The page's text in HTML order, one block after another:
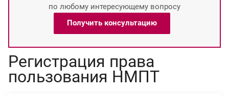
по любому интересующему вопросу
Получить консультацию
Регистрация права
пользования НМПТ